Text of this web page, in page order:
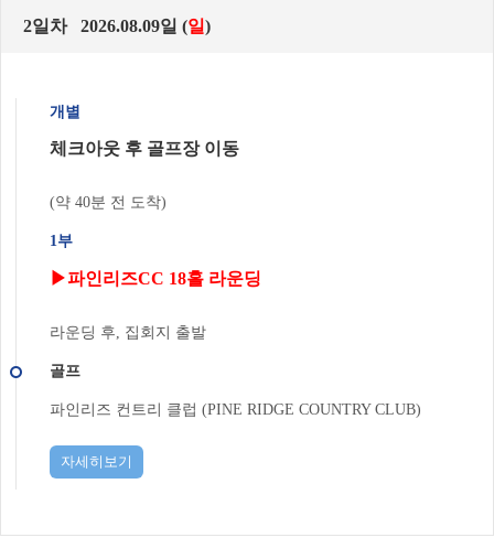
2일차 2026.08.09일 (일)
개별
체크아웃 후 골프장 이동
(약 40분 전 도착)
1부
▶파인리즈CC 18홀 라운딩
라운딩 후, 집회지 출발
골프
파인리즈 컨트리 클럽 (PINE RIDGE COUNTRY CLUB)
자세히보기